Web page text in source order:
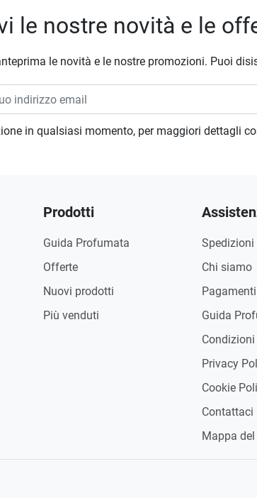
le nostre novità e le
le novità e le nostre promozioni. Puoi
in qualsiasi momento, per maggiori dettagli
Prodotti
Guida Profumata
Offerte
Nuovi prodotti
Più venduti
Spedizioni
Chi siamo
Pagamenti
Guida
Privacy
Cookie
Contattaci
Mappa